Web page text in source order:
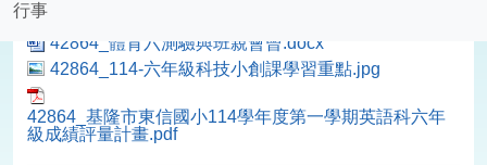
行事
42864_體育六測驗與班親會曾.docx
42864_114-六年級科技小創課學習重點.jpg
42864_基隆市東信國小114學年度第一學期英語科六年
級成績評量計畫.pdf